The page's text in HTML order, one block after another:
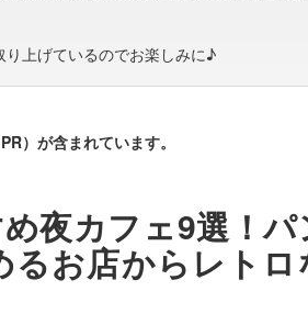
り上げているのでお楽しみに♪
）が含まれています。
夜カフェ9選！
お店からレトロ